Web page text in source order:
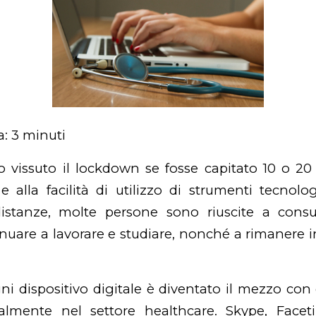
3 minuti
vissuto il lockdown se fosse capitato 10 o 20
e alla facilità di utilizzo di strumenti
molte persone sono riuscite a
a lavorare e studiare, nonché a rimanere
dispositivo digitale è diventato il mezzo
nel settore healthcare. Skype,